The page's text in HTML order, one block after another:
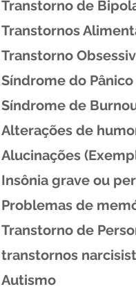
Transtorno de
Transtornos
Transtorno
Síndrome do Pânico
Síndrome de
Alterações de
Alucinações
Insônia grave ou
Problemas de
Transtorno de
transtornos
Autismo